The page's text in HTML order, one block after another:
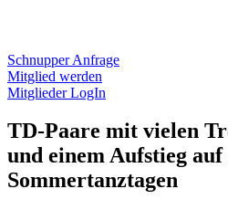
Schnupper Anfrage
Mitglied werden
Mitglieder LogIn
TD-Paare mit vielen
und einem Aufstieg
Sommertanztagen